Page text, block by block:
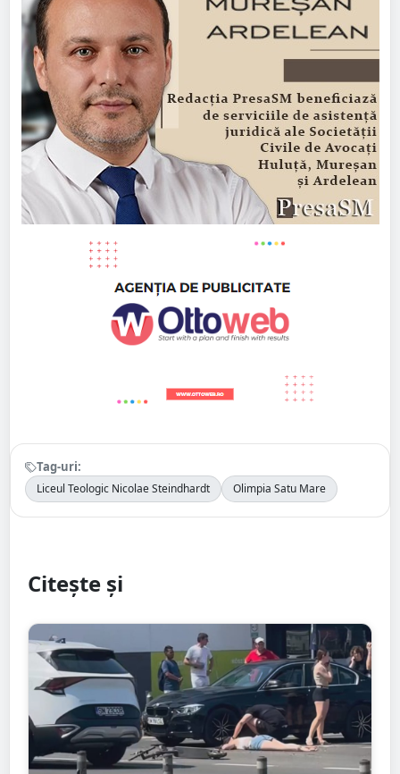
Tag-uri:
Liceul Teologic Nicolae Steindhardt Olimpia Satu Mare
Citește și